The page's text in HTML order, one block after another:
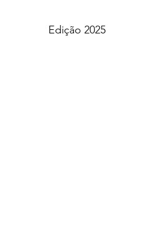
Edição 2025